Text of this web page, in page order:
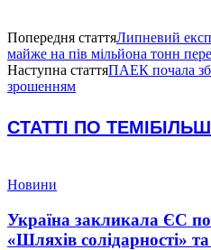
Попередня статтяЛипневий
майже на пів мільйона тонн
Наступна статтяПАЕК почала
зрошенням
СТАТТІ ПО ТЕМІ
Новини
Україна закликала ЄС
«Шляхів солідарності»